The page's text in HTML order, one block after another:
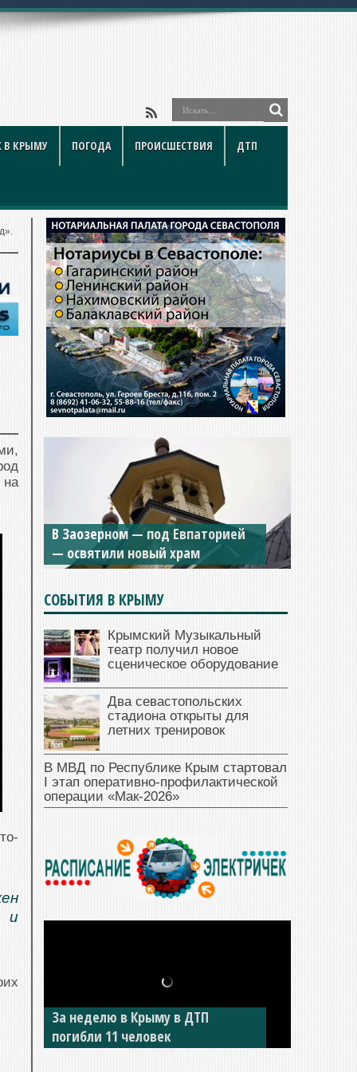
В КРЫМУ ПОГОДА ПРОИСШЕСТВИЯ ДТП
и
В Заозерном — под Евпаторией
— освятили новый храм
СОБЫТИЯ В КРЫМУ
Крымский Музыкальный
театр получил новое
сценическое оборудование
Два севастопольских
стадиона открыты для
летних тренировок
В МВД по Республике Крым стартовал
I этап оперативно‑профилактической
операции «Мак‑2026»
За неделю в Крыму в ДТП
погибли 11 человек